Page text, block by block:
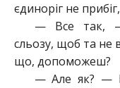
єдиноріг не
— Все так, —
сльозу, щоб та не
що, допоможеш?
— Але як? —